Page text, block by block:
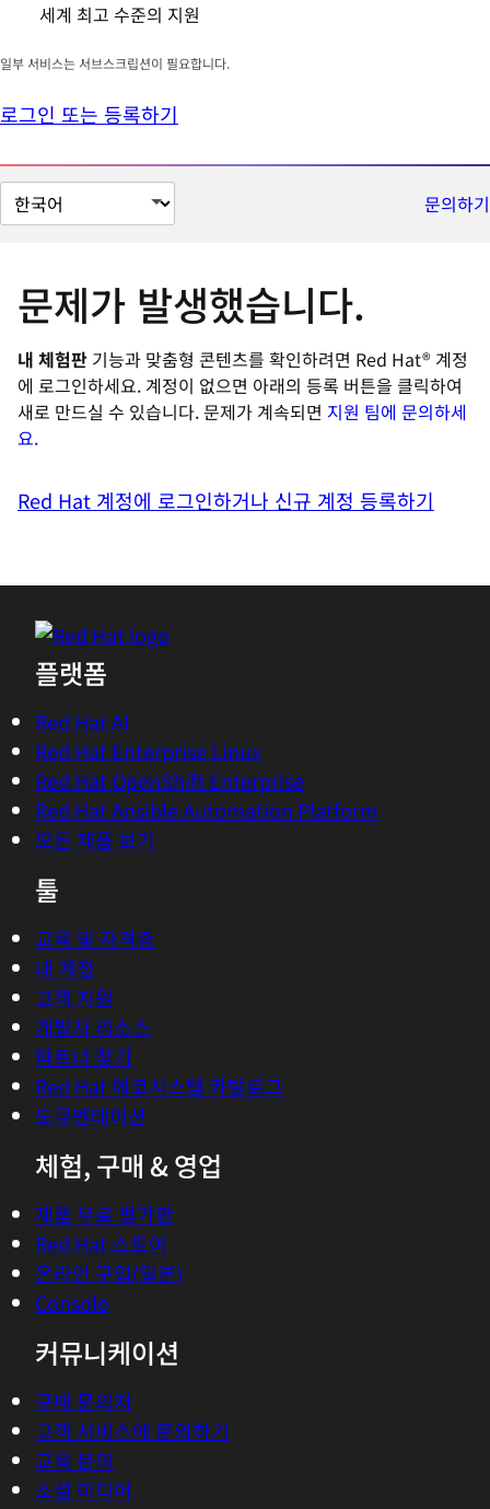
세계 최고 수준의 지원
일부 서비스는 서브스크립션이 필요합니다.
로그인 또는 등록하기
페
이
문의하기
문제가 발생했습니다.
내 체험판 기능과 맞춤형 콘텐츠를 확인하려면 Red Hat® 계정
에 로그인하세요. 계정이 없으면 아래의 등록 버튼을 클릭하여
새로 만드실 수 있습니다. 문제가 계속되면 지원 팀에 문의하세
요.
Red Hat 계정에 로그인하거나 신규 계정 등록하기
플랫폼
Red Hat AI
Red Hat Enterprise Linux
Red Hat OpenShift Enterprise
Red Hat Ansible Automation Platform
모든 제품 보기
툴
교육 및 자격증
내 계정
고객 지원
개발자 리소스
파트너 찾기
Red Hat 에코시스템 카탈로그
도큐멘테이션
체험, 구매 & 영업
제품 무료 평가판
Red Hat 스토어
온라인 구입(일본)
Console
커뮤니케이션
구매 문의처
고객 서비스에 문의하기
교육 문의
소셜 미디어